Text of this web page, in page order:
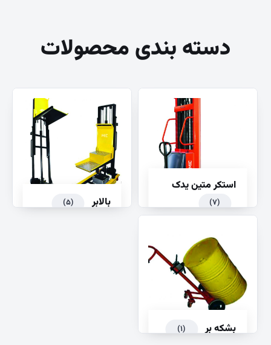
دسته بندی محصولات
استکر متین یدک
(۷) بالابر (۵)
بشکه بر (۱)